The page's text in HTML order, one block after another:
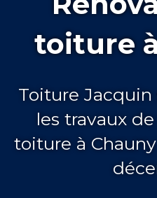
toiture
Toiture Jacquin
les travaux
toiture à